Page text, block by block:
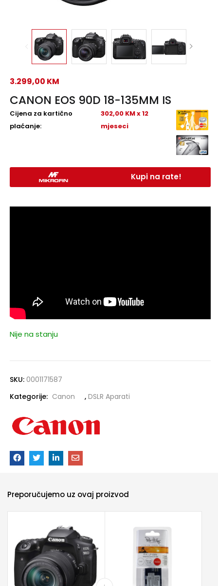
CANON EOS 90D 18-135MM IS
3.299,00 KM
Cijena za kartično
plaćanje:
302,00 KM x 12
mjeseci
Kupi na rate!
Nije na stanju
SKU: 0001171587
Kategorije: Canon , DSLR Aparati
Preporučujemo uz ovaj proizvod